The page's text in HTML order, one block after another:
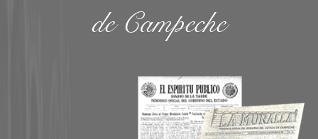
de Campeche